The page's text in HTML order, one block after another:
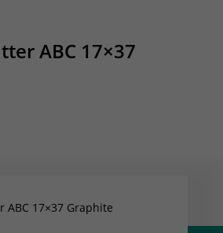
ABC 17×37
ABC 17×37 Graphite